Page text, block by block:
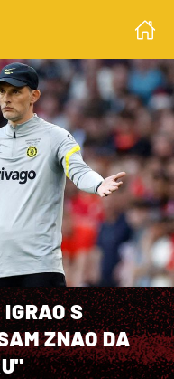
S
ZNAO DA